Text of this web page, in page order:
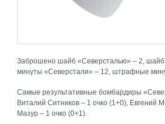
Заброшено шайб «Северсталью» – 2,
минуты «Северстали» – 12, штрафные
Самые результативные бомбардиры
Виталий Ситников – 1 очко (1+0), Евгений
Мазур – 1 очко (0+1).